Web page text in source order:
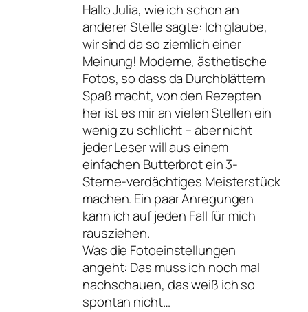
Hallo Julia, wie ich schon an
anderer Stelle sagte: Ich glaube,
wir sind da so ziemlich einer
Meinung! Moderne, ästhetische
Fotos, so dass da Durchblättern
Spaß macht, von den Rezepten
her ist es mir an vielen Stellen ein
wenig zu schlicht – aber nicht
jeder Leser will aus einem
einfachen Butterbrot ein 3-
Sterne-verdächtiges Meisterstück
machen. Ein paar Anregungen
kann ich auf jeden Fall für mich
rausziehen.
Was die Fotoeinstellungen
angeht: Das muss ich noch mal
nachschauen, das weiß ich so
spontan nicht…